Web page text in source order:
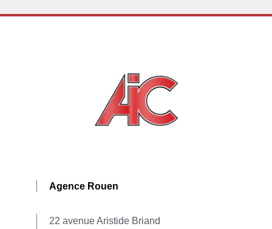
Agence Rouen
22 avenue Aristide Briand